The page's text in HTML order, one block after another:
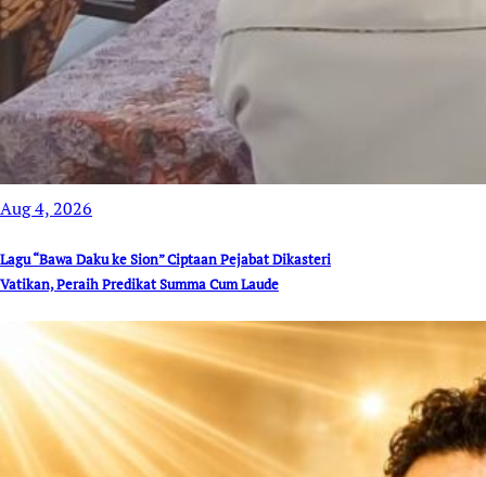
Aug 4, 2026
Lagu “Bawa Daku ke Sion” Ciptaan Pejabat Dikasteri
Vatikan, Peraih Predikat Summa Cum Laude